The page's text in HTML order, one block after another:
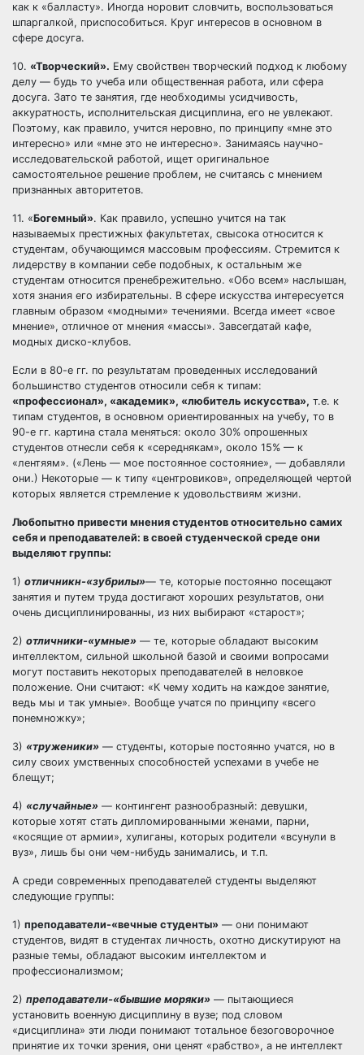
как к «балласту». Иногда норовит словчить, воспользоваться
шпаргалкой, приспособиться. Круг интересов в основном в
сфере досуга.
10. «Творческий». Ему свойствен творческий подход к любому
делу — будь то учеба или общественная работа, или сфера
досуга. Зато те занятия, где необходимы усидчивость,
аккуратность, исполнительская дисциплина, его не увлекают.
Поэтому, как правило, учится неровно, по принципу «мне это
интересно» или «мне это не интересно». Занимаясь научно-
исследовательской работой, ищет оригинальное
самостоятельное решение проблем, не считаясь с мнением
признанных авторитетов.
11. «Богемный». Как правило, успешно учится на так
называемых престижных факультетах, свысока относится к
студентам, обучающимся массовым профессиям. Стремится к
лидерству в компании себе подобных, к остальным же
студентам относится пренебрежительно. «Обо всем» наслышан,
хотя знания его избирательны. В сфере искусства интересуется
главным образом «модными» течениями. Всегда имеет «свое
мнение», отличное от мнения «массы». Завсегдатай кафе,
модных диско-клубов.
Если в 80-е гг. по результатам проведенных исследований
большинство студентов относили себя к типам:
«профессионал», «академик», «любитель искусства», т.е. к
типам студентов, в основном ориентированных на учебу, то в
90-е гг. картина стала меняться: около 30% опрошенных
студентов отнесли себя к «середнякам», около 15% — к
«лентяям». («Лень — мое постоянное состояние», — добавляли
они.) Некоторые — к типу «центровиков», определяющей чертой
которых является стремление к удовольствиям жизни.
Любопытно привести мнения студентов относительно самих
себя и преподавателей: в своей студенческой среде они
выделяют группы:
1) отличникн-«зубрилы»— те, которые постоянно посещают
занятия и путем труда достигают хороших результатов, они
очень дисциплинированны, из них выбирают «старост»;
2) отличники-«умные» — те, которые обладают высоким
интеллектом, сильной школьной базой и своими вопросами
могут поставить некоторых преподавателей в неловкое
положение. Они считают: «К чему ходить на каждое занятие,
ведь мы и так умные». Вообще учатся по принципу «всего
понемножку»;
3) «труженики» — студенты, которые постоянно учатся, но в
силу своих умственных способностей успехами в учебе не
блещут;
4) «случайные» — контингент разнообразный: девушки,
которые хотят стать дипломированными женами, парни,
«косящие от армии», хулиганы, которых родители «всунули в
вуз», лишь бы они чем-нибудь занимались, и т.п.
А среди современных преподавателей студенты выделяют
следующие группы:
1) преподаватели-«вечные студенты» — они понимают
студентов, видят в студентах личность, охотно дискутируют на
разные темы, обладают высоким интеллектом и
профессионализмом;
2) преподаватели-«бывшие моряки» — пытающиеся
установить военную дисциплину в вузе; под словом
«дисциплина» эти люди понимают тотальное безоговорочное
принятие их точки зрения, они ценят «рабство», а не интеллект